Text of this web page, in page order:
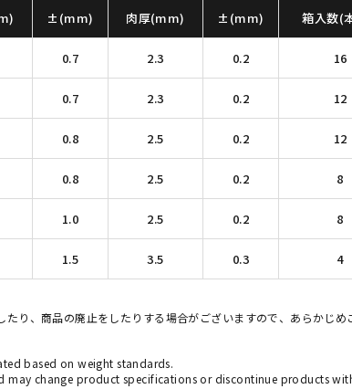
±(mm) 肉厚(mm) ±(mm) 箱入数(
0.7 2.3 0.2 16
0.7 2.3 0.2 12
0.8 2.5 0.2 12
0.8 2.5 0.2 8
1.0 2.5 0.2 8
1.5 3.5 0.3 4
り、商品の廃止をしたりする場合がございますので、あらかじめ
based on weight standards.
may change product specifications or discontinue products